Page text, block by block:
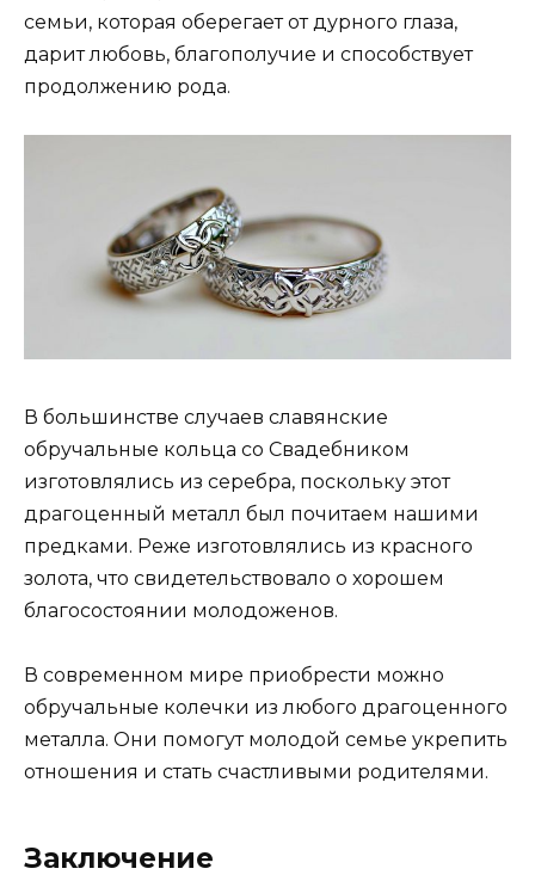
семьи, которая оберегает от дурного глаза,
дарит любовь, благополучие и способствует
продолжению рода.
В большинстве случаев славянские
обручальные кольца со Свадебником
изготовлялись из серебра, поскольку этот
драгоценный металл был почитаем нашими
предками. Реже изготовлялись из красного
золота, что свидетельствовало о хорошем
благосостоянии молодоженов.
В современном мире приобрести можно
обручальные колечки из любого драгоценного
металла. Они помогут молодой семье укрепить
отношения и стать счастливыми родителями.
Заключение